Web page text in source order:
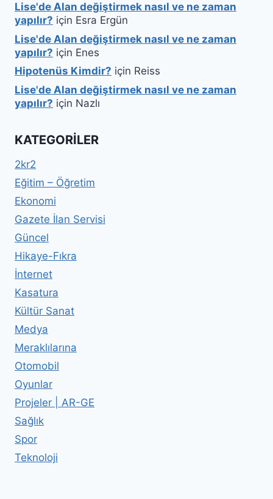
Lise'de Alan değiştirmek nasıl ve ne zaman
yapılır? için Esra Ergün
Lise'de Alan değiştirmek nasıl ve ne zaman
yapılır? için Enes
Hipotenüs Kimdir? için Reiss
Lise'de Alan değiştirmek nasıl ve ne zaman
yapılır? için Nazlı
KATEGORILER
2kr2
Eğitim – Öğretim
Ekonomi
Gazete İlan Servisi
Güncel
Hikaye-Fıkra
İnternet
Kasatura
Kültür Sanat
Medya
Meraklılarına
Otomobil
Oyunlar
Projeler | AR-GE
Sağlık
Spor
Teknoloji